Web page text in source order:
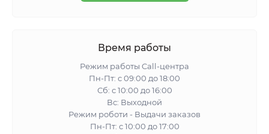
Время работы
Режим работы Call-центра
Пн-Пт: с 09:00 до 18:00
Сб: с 10:00 до 16:00
Вс: Выходной
Режим роботи - Выдачи заказов
Пн-Пт: с 10:00 до 17:00